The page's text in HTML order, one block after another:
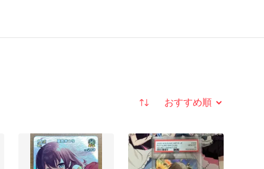
並び替え